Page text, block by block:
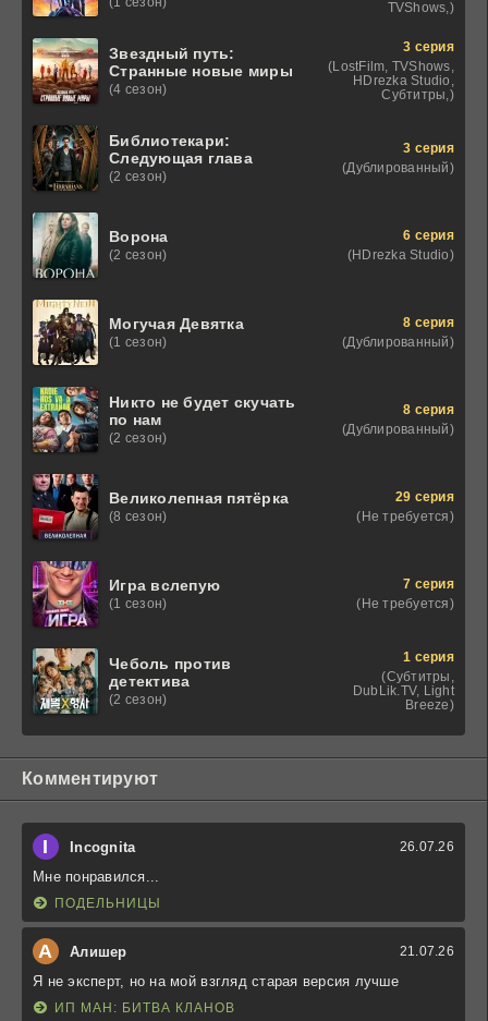
TVShows,)
Звездный путь:
Странные новые миры
(4 сезон)
3 серия
(LostFilm, TVShows,
HDrezka Studio,
Субтитры,)
Библиотекари:
Следующая глава
(2 сезон)
3 серия
(Дублированный)
Ворона
(2 сезон)
6 серия
(HDrezka Studio)
Могучая Девятка
(1 сезон)
8 серия
(Дублированный)
Никто не будет скучать
по нам
(2 сезон)
8 серия
(Дублированный)
Великолепная пятёрка
(8 сезон)
29 серия
(Не требуется)
Игра вслепую
(1 сезон)
7 серия
(Не требуется)
Чеболь против
детектива
(2 сезон)
1 серия
(Субтитры,
DubLik.TV, Light
Breeze)
Комментируют
I Incognita 26.07.26
Мне понравился...
ПОДЕЛЬНИЦЫ
А Алишер 21.07.26
Я не эксперт, но на мой взгляд старая версия лучше
ИП МАН: БИТВА КЛАНОВ